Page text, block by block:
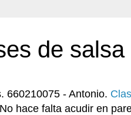
de
660210075 - Antonio.
hace falta acudir en